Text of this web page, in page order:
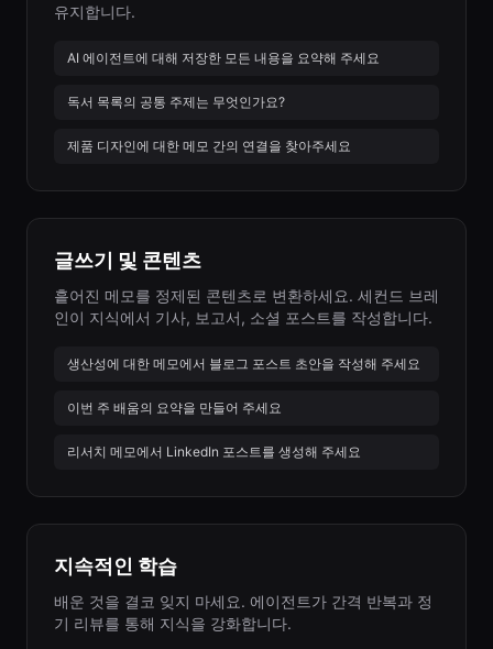
유지합니다.
AI 에이전트에 대해 저장한 모든 내용을 요약해 주세요
독서 목록의 공통 주제는 무엇인가요?
제품 디자인에 대한 메모 간의 연결을 찾아주세요
글쓰기 및 콘텐츠
흩어진 메모를 정제된 콘텐츠로 변환하세요. 세컨드 브레
인이 지식에서 기사, 보고서, 소셜 포스트를 작성합니다.
생산성에 대한 메모에서 블로그 포스트 초안을 작성해 주세요
이번 주 배움의 요약을 만들어 주세요
리서치 메모에서 LinkedIn 포스트를 생성해 주세요
지속적인 학습
배운 것을 결코 잊지 마세요. 에이전트가 간격 반복과 정
기 리뷰를 통해 지식을 강화합니다.